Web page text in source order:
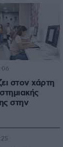
στον χάρτη
στην